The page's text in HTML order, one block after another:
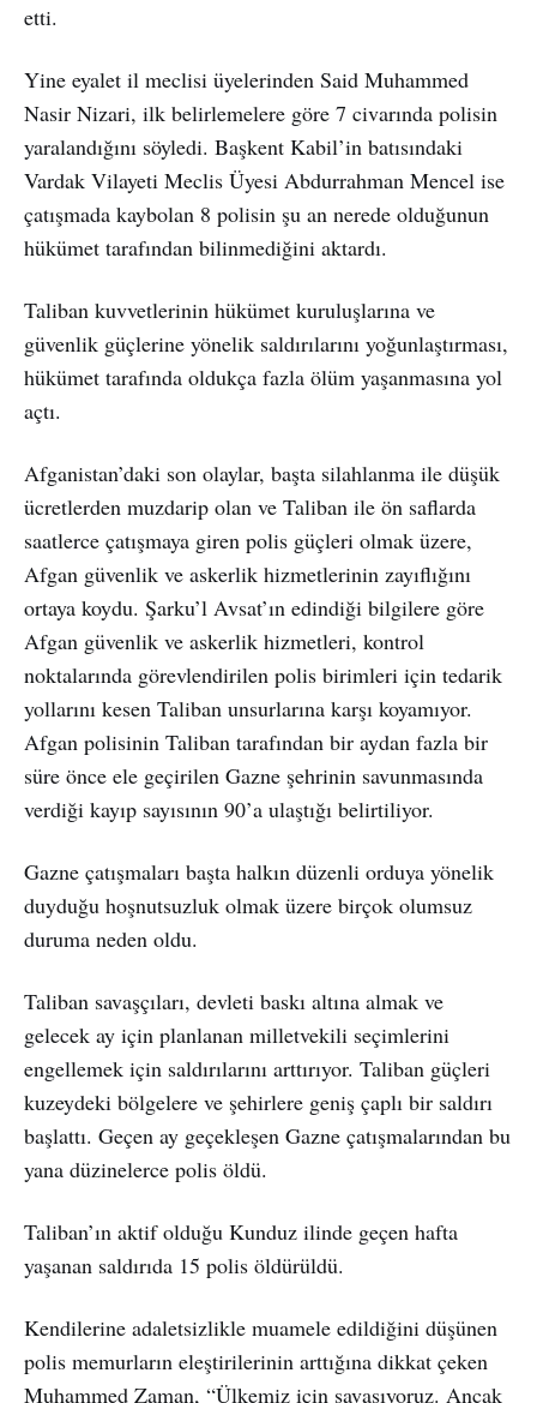
etti.
Yine eyalet il meclisi üyelerinden Said Muhammed
Nasir Nizari, ilk belirlemelere göre 7 civarında polisin
yaralandığını söyledi. Başkent Kabil’in batısındaki
Vardak Vilayeti Meclis Üyesi Abdurrahman Mencel ise
çatışmada kaybolan 8 polisin şu an nerede olduğunun
hükümet tarafından bilinmediğini aktardı.
Taliban kuvvetlerinin hükümet kuruluşlarına ve
güvenlik güçlerine yönelik saldırılarını yoğunlaştırması,
hükümet tarafında oldukça fazla ölüm yaşanmasına yol
açtı.
Afganistan’daki son olaylar, başta silahlanma ile düşük
ücretlerden muzdarip olan ve Taliban ile ön saflarda
saatlerce çatışmaya giren polis güçleri olmak üzere,
Afgan güvenlik ve askerlik hizmetlerinin zayıflığını
ortaya koydu. Şarku’l Avsat’ın edindiği bilgilere göre
Afgan güvenlik ve askerlik hizmetleri, kontrol
noktalarında görevlendirilen polis birimleri için tedarik
yollarını kesen Taliban unsurlarına karşı koyamıyor.
Afgan polisinin Taliban tarafından bir aydan fazla bir
süre önce ele geçirilen Gazne şehrinin savunmasında
verdiği kayıp sayısının 90’a ulaştığı belirtiliyor.
Gazne çatışmaları başta halkın düzenli orduya yönelik
duyduğu hoşnutsuzluk olmak üzere birçok olumsuz
duruma neden oldu.
Taliban savaşçıları, devleti baskı altına almak ve
gelecek ay için planlanan milletvekili seçimlerini
engellemek için saldırılarını arttırıyor. Taliban güçleri
kuzeydeki bölgelere ve şehirlere geniş çaplı bir saldırı
başlattı. Geçen ay geçekleşen Gazne çatışmalarından bu
yana düzinelerce polis öldü.
Taliban’ın aktif olduğu Kunduz ilinde geçen hafta
yaşanan saldırıda 15 polis öldürüldü.
Kendilerine adaletsizlikle muamele edildiğini düşünen
polis memurların eleştirilerinin arttığına dikkat çeken
Muhammed Zaman, “Ülkemiz için savaşıyoruz. Ancak